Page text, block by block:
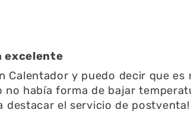
excelente
Calentador y puedo decir que
había forma de bajar
destacar el servicio de